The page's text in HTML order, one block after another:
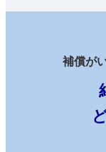
補償が